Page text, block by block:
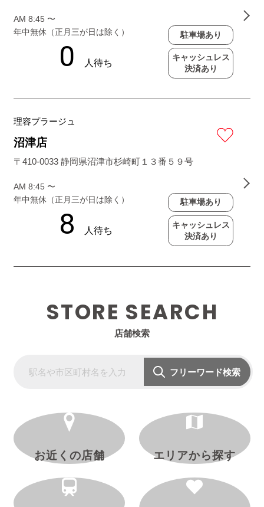
AM 8:45 〜
年中無休（正月三が日は除く）
駐車場あり
キャッシュレス
決済あり
理容プラージュ
沼津店
〒410-0033 静岡県沼津市杉崎町１３番５９号
AM 8:45 〜
年中無休（正月三が日は除く）
駐車場あり
キャッシュレス
決済あり
STORE SEARCH
店舗検索
フリーワード検索
お近くの店舗 エリアから探す